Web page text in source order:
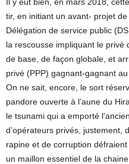
tir, en initiant un avant- projet
Délégation de service public
la rescousse impliquant le
de base, de façon globale, et
privé (PPP) gagnant-gagnant
On ne sait, encore, le sort
pandore ouverte à l’aune du
le tsunami qui a emporté
d’opérateurs privés, justement,
rapine et de corruption défraient
un maillon essentiel de la